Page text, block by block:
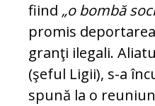
fiind „o bombă
promis
granţi ilegali.
(şeful Ligii), s-a
spună la o